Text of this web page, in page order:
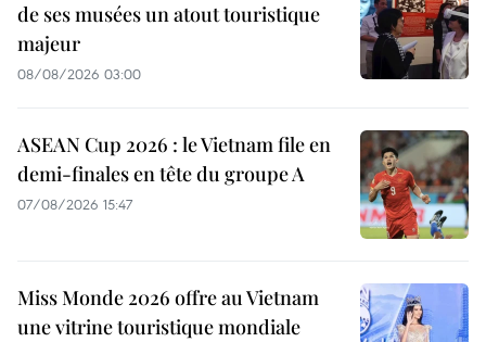
de ses musées un atout touristique
majeur
08/08/2026 03:00
ASEAN Cup 2026 : le Vietnam file en
demi-finales en tête du groupe A
07/08/2026 15:47
Miss Monde 2026 offre au Vietnam
une vitrine touristique mondiale